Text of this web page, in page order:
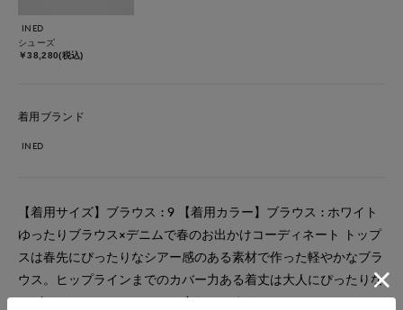
INED
シューズ
￥38,280(税込)
着用ブランド
INED
【着用サイズ】ブラウス : 9 【着用カラー】ブラウス : ホワイト
ゆったりブラウス×デニムで春のお出かけコーディネート トップ
スは春先にぴったりなシアー感のある素材で作った軽やかなブラ
ウス。ヒップラインまでのカバー力ある着丈は大人にぴったりな
デザイン。デニムスカートに合わせてよりカジュアルにコーディ